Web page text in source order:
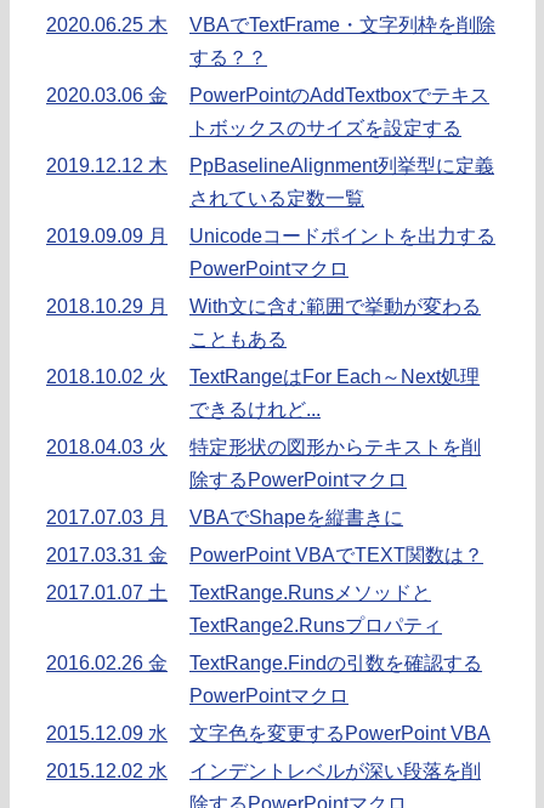
2020.06.25 木
VBAでTextFrame・文字列枠を削除
する？？
2020.03.06 金
PowerPointのAddTextboxでテキス
トボックスのサイズを設定する
2019.12.12 木
PpBaselineAlignment列挙型に定義
されている定数一覧
2019.09.09 月
Unicodeコードポイントを出力する
PowerPointマクロ
2018.10.29 月
With文に含む範囲で挙動が変わる
こともある
2018.10.02 火
TextRangeはFor Each～Next処理
できるけれど...
2018.04.03 火
特定形状の図形からテキストを削
除するPowerPointマクロ
2017.07.03 月
VBAでShapeを縦書きに
2017.03.31 金
PowerPoint VBAでTEXT関数は？
2017.01.07 土
TextRange.Runsメソッドと
TextRange2.Runsプロパティ
2016.02.26 金
TextRange.Findの引数を確認する
PowerPointマクロ
2015.12.09 水
文字色を変更するPowerPoint VBA
2015.12.02 水
インデントレベルが深い段落を削
除するPowerPointマクロ